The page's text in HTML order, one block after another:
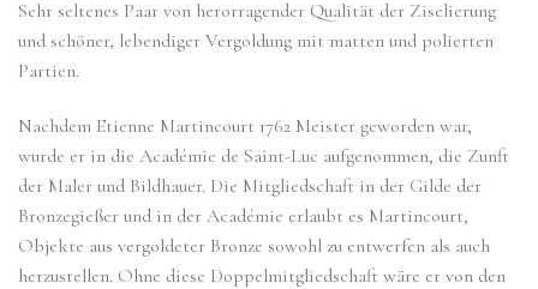
Sehr seltenes Paar von herorragender Qualität der Ziselierung
und schöner, lebendiger Vergoldung mit matten und polierten
Partien.
Nachdem Etienne Martincourt 1762 Meister geworden war,
wurde er in die Académie de Saint-Luc aufgenommen, die Zunft
der Maler und Bildhauer. Die Mitgliedschaft in der Gilde der
Bronzegießer und in der Académie erlaubt es Martincourt,
Objekte aus vergoldeter Bronze sowohl zu entwerfen als auch
herzustellen. Ohne diese Doppelmitgliedschaft wäre er von den